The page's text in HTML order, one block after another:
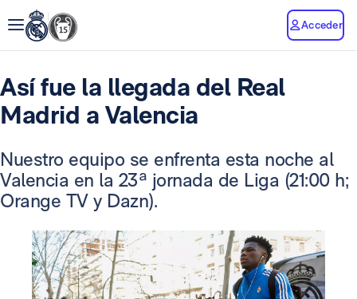
Acceder
Así fue la llegada del Real
Madrid a Valencia
Nuestro equipo se enfrenta esta noche al
Valencia en la 23ª jornada de Liga (21:00 h;
Orange TV y Dazn).